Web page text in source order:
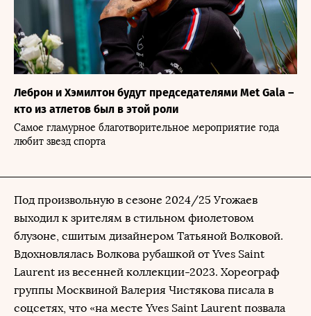
Леброн и Хэмилтон будут председателями Met Gala –
кто из атлетов был в этой роли
Самое гламурное благотворительное мероприятие года
любит звезд спорта
Под произвольную в сезоне 2024/25 Угожаев
выходил к зрителям в стильном фиолетовом
блузоне, сшитым дизайнером Татьяной Волковой.
Вдохновлялась Волкова рубашкой от Yves Saint
Laurent из весенней коллекции-2023. Хореограф
группы Москвиной Валерия Чистякова писала в
соцсетях, что «на месте Yves Saint Laurent позвала